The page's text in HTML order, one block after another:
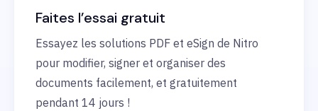
Faites l’essai gratuit
Essayez les solutions PDF et eSign de Nitro
pour modifier, signer et organiser des
documents facilement, et gratuitement
pendant 14 jours !